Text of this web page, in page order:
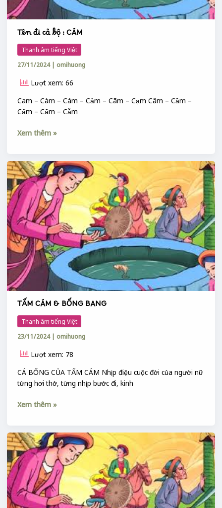
Tên đi cả bộ : CÁM
Thanh âm tiếng Việt
27/11/2024 | omihuong
Lượt xem: 66
Cam – Càm – Cám – Cảm – Cãm – Cạm Câm – Cầm –
Cấm – Cẩm – Cẫm
Xem thêm »
TẤM CÁM & BỐNG BANG
Thanh âm tiếng Việt
23/11/2024 | omihuong
Lượt xem: 78
CÁ BỐNG CỦA TẤM CÁM Nhịp điệu cuộc đời của người nữ
từng hơi thở, từng nhịp bước đi, kinh
TẤM
CÁM
&
BỐNG
BANG
Xem thêm »
CỔ
TÍCH
TẤM
CÁM
:
TẤM
CÁM,